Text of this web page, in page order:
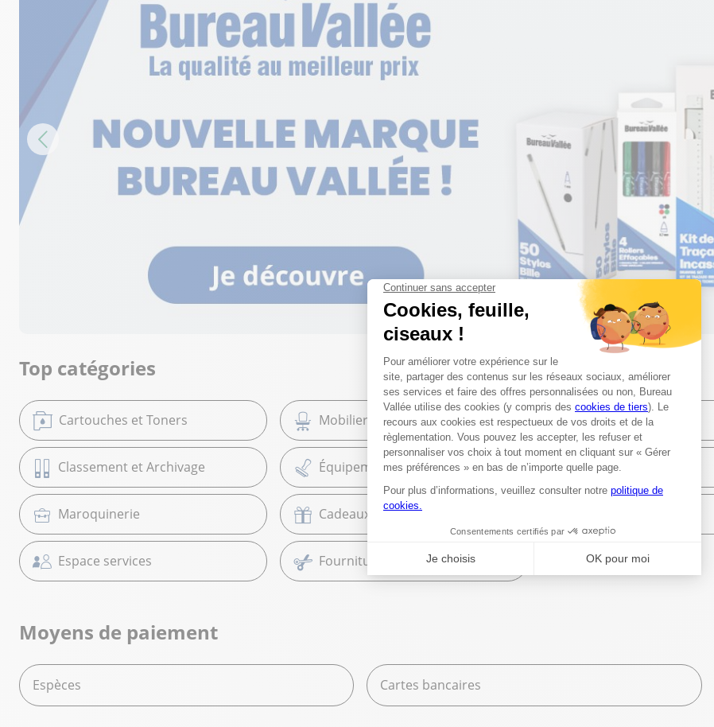
Top catégories
Cartouches et Toners Mobilier de bureau Bureautique
Classement et Archivage Équipement et Commerce High Tech
Maroquinerie Cadeaux
Espace services Fournitures scolaires
Moyens de paiement
Espèces Cartes bancaires